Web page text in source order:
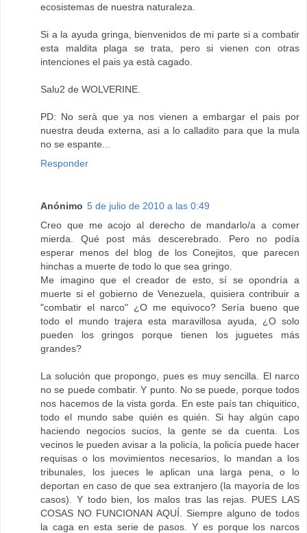
ecosistemas de nuestra naturaleza.
Si a la ayuda gringa, bienvenidos de mi parte si a combatir
esta maldita plaga se trata, pero si vienen con otras
intenciones el pais ya està cagado.
Salu2 de WOLVERINE.
PD: No serà que ya nos vienen a embargar el pais por
nuestra deuda externa, asi a lo calladito para que la mula
no se espante...
Responder
Anónimo 5 de julio de 2010 a las 0:49
Creo que me acojo al derecho de mandarlo/a a comer
mierda. Qué post más descerebrado. Pero no podía
esperar menos del blog de los Conejitos, que parecen
hinchas a muerte de todo lo que sea gringo.
Me imagino que el creador de esto, sí se opondría a
muerte si el gobierno de Venezuela, quisiera contribuir a
"combatir el narco" ¿O me equivoco? Sería bueno que
todo el mundo trajera esta maravillosa ayuda, ¿O solo
pueden los gringos porque tienen los juguetes más
grandes?
La solución que propongo, pues es muy sencilla. El narco
no se puede combatir. Y punto. No se puede, porque todos
nos hacemos de la vista gorda. En este país tan chiquitico,
todo el mundo sabe quién es quién. Si hay algún capo
haciendo negocios sucios, la gente se da cuenta. Los
vecinos le pueden avisar a la policía, la policía puede hacer
requisas o los movimientos necesarios, lo mandan a los
tribunales, los jueces le aplican una larga pena, o lo
deportan en caso de que sea extranjero (la mayoría de los
casos). Y todo bien, los malos tras las rejas. PUES LAS
COSAS NO FUNCIONAN AQUÍ. Siempre alguno de todos
la caga en esta serie de pasos. Y es porque los narcos